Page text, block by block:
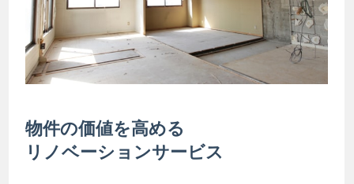
物件の価値を高める
リノベーションサービス